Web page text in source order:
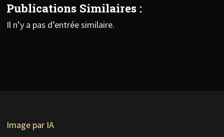
Publications Similaires :
Il n’y a pas d’entrée similaire.
Image par IA